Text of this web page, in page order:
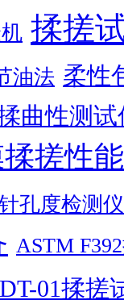
揉搓
油法 柔性
曲性测试
搓性
孔度检测
ASTM
01揉搓